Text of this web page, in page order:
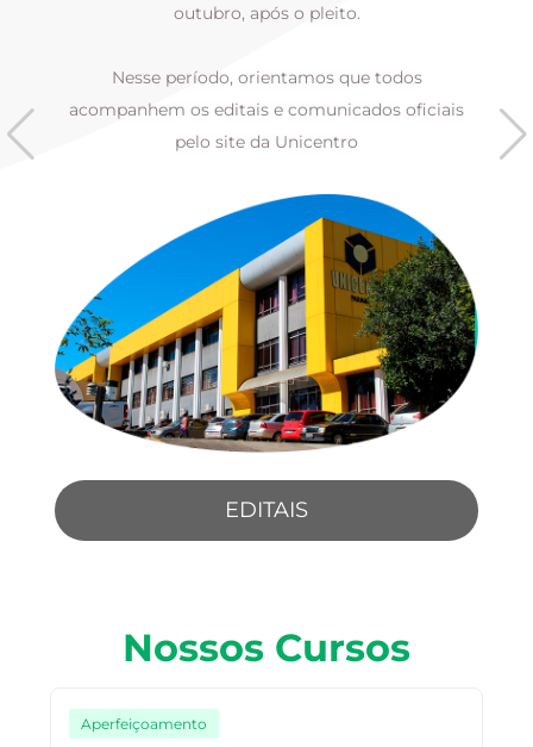
outubro, após o pleito.
Nesse período, orientamos que todos
acompanhem os editais e comunicados oficiais
pelo site da Unicentro
EDITAIS
Nossos Cursos
Aperfeiçoamento